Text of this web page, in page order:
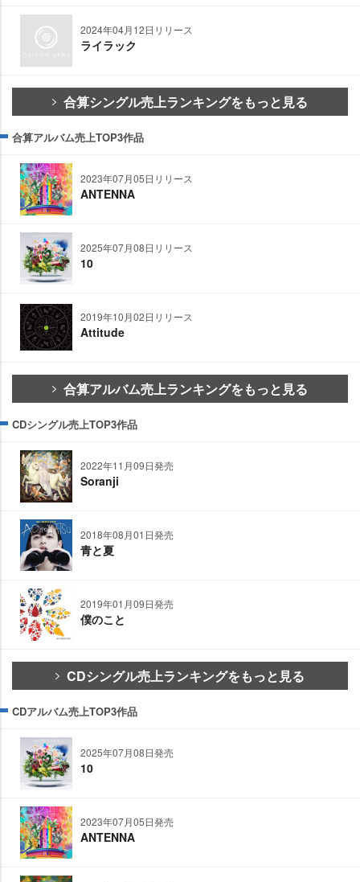
2024年04月12日リリース
ライラック
合算シングル売上ランキングをもっと見る
合算アルバム売上TOP3作品
2023年07月05日リリース
ANTENNA
2025年07月08日リリース
10
2019年10月02日リリース
Attitude
合算アルバム売上ランキングをもっと見る
CDシングル売上TOP3作品
2022年11月09日発売
Soranji
2018年08月01日発売
青と夏
2019年01月09日発売
僕のこと
CDシングル売上ランキングをもっと見る
CDアルバム売上TOP3作品
2025年07月08日発売
10
2023年07月05日発売
ANTENNA